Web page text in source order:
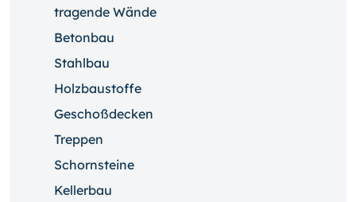
tragende Wände
Betonbau
Stahlbau
Holzbaustoffe
Geschoßdecken
Treppen
Schornsteine
Kellerbau